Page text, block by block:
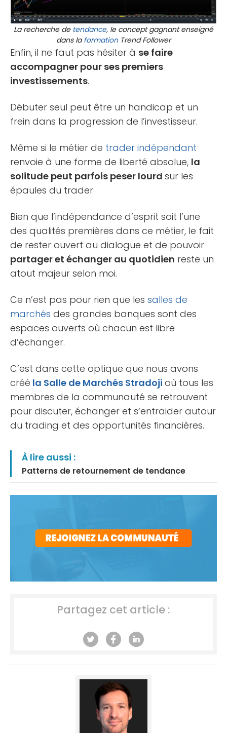
La recherche de tendance, le concept gagnant enseigné
dans laformationTrend Follower
Enfin, il ne faut pas hésiter à se faire
accompagner pour ses premiers
investissements.
Débuter seul peut être un handicap et un
frein dans la progression de l’investisseur.
Même si le métier de trader indépendant
renvoie à une forme de liberté absolue, la
solitude peut parfois peser lourd sur les
épaules du trader.
Bien que l’indépendance d’esprit soit l’une
des qualités premières dans ce métier, le fait
de rester ouvert au dialogue et de pouvoir
partager et échanger au quotidien reste un
atout majeur selon moi.
Ce n’est pas pour rien que les salles de
marchés des grandes banques sont des
espaces ouverts où chacun est libre
d’échanger.
C’est dans cette optique que nous avons
créé la Salle de Marchés Stradoji où tous les
membres de la communauté se retrouvent
pour discuter, échanger et s’entraider autour
du trading et des opportunités financières.
À lire aussi :
Patterns de retournement de tendance
Partagez cet article :